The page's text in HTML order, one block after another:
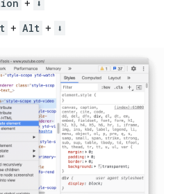
+ ⬇️
+ Alt + ⬇️